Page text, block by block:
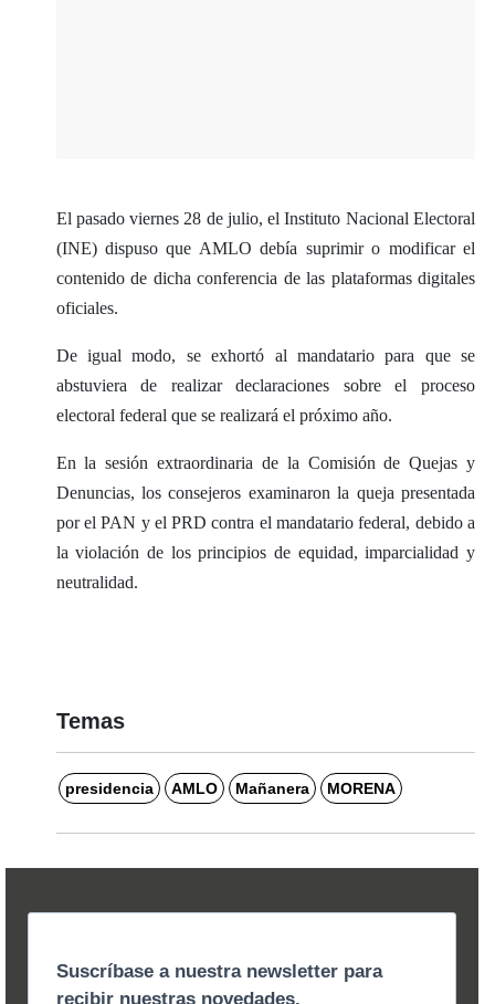
El pasado viernes 28 de julio, el Instituto Nacional Electoral
(INE) dispuso que AMLO debía suprimir o modificar el
contenido de dicha conferencia de las plataformas digitales
oficiales.
De igual modo, se exhortó al mandatario para que se
abstuviera de realizar declaraciones sobre el proceso
electoral federal que se realizará el próximo año.
En la sesión extraordinaria de la Comisión de Quejas y
Denuncias, los consejeros examinaron la queja presentada
por el PAN y el PRD contra el mandatario federal, debido a
la violación de los principios de equidad, imparcialidad y
neutralidad.
Temas
presidencia AMLO Mañanera MORENA